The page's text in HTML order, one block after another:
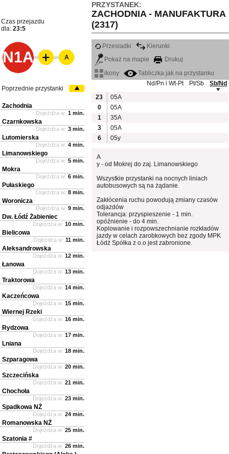
PRZYSTANEK:
ZACHODNIA - MANUFAKTURA
(2317)
Czas przejazdu
dla: 23:5
N1A
Przesiadki
Kierunki
Pokaż na mapie
Drukuj
ikony
Tabliczka jak na przystanku
Nd/Pn i Wt-Pt
Pt/Sb
Sb/Nd
23
05A
0
05A
1
35A
3
05A
6
05y
A
y - od Mokrej do zaj. Limanowskiego
Wszystkie przystanki na nocnych liniach
autobusowych są na żądanie.
Zakłócenia ruchu powodują zmiany czasów
odjazdów
Tolerancja: przyspieszenie - 1 min.
opóźnienie - do 4 min.
Kopiowanie i rozpowszechnianie rozkładów
jazdy w celach zarobkowych bez zgody MPK
Łódź Spółka z o.o jest zabronione.
A
Poprzednie przystanki
Zachodnia
Dojeżdża w: 1 min.
Czarnkowska
Dojeżdża w: 3 min.
Lutomierska
Dojeżdża w: 4 min.
Limanowskiego
Dojeżdża w: 5 min.
Mokra
Dojeżdża w: 6 min.
Pułaskiego
Dojeżdża w: 8 min.
Woronicza
Dojeżdża w: 9 min.
Dw. Łódź Żabieniec
Dojeżdża w: 10 min.
Bielicowa
Dojeżdża w: 11 min.
Aleksandrowska
Dojeżdża w: 12 min.
Łanowa
Dojeżdża w: 13 min.
Traktorowa
Dojeżdża w: 14 min.
Kaczeńcowa
Dojeżdża w: 15 min.
Wiernej Rzeki
Dojeżdża w: 16 min.
Rydzowa
Dojeżdża w: 17 min.
Lniana
Dojeżdża w: 18 min.
Szparagowa
Dojeżdża w: 20 min.
Szczecińska
Dojeżdża w: 21 min.
Chochoła
Dojeżdża w: 23 min.
Spadkowa NŻ
Dojeżdża w: 24 min.
Romanowska NŻ
Dojeżdża w: 25 min.
Szatonia #
Dojeżdża w: 26 min.